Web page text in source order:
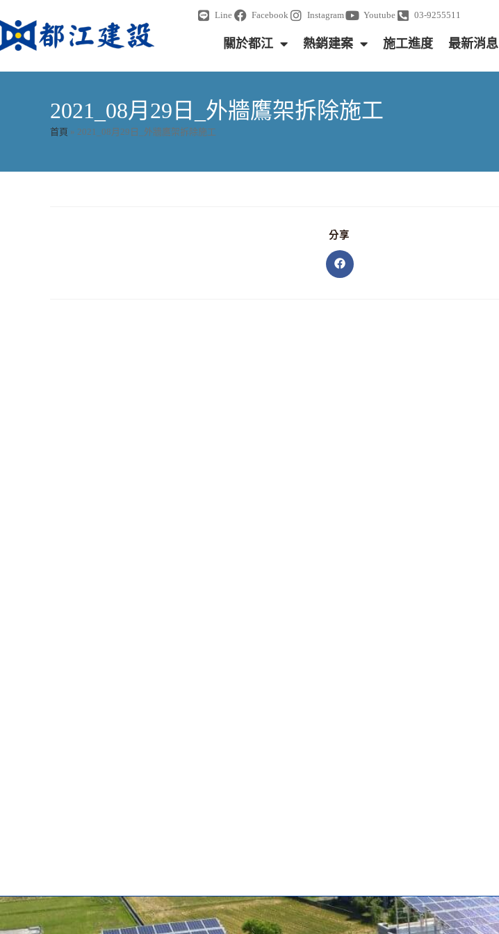
Line Facebook Instagram Youtube 03-9255511
關於都江 熱銷建案 施工進度 最新消息
2021_08月29日_外牆鷹架拆除施工
首頁 » 2021_08月29日_外牆鷹架拆除施工
分享